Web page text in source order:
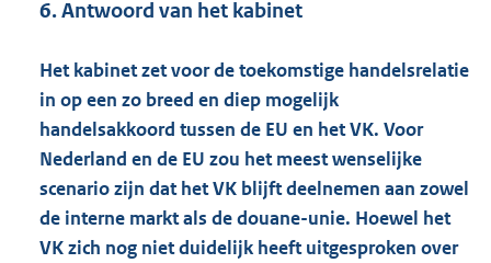
6. Antwoord van het kabinet
Het kabinet zet voor de toekomstige handelsrelatie
in op een zo breed en diep mogelijk
handelsakkoord tussen de EU en het VK. Voor
Nederland en de EU zou het meest wenselijke
scenario zijn dat het VK blijft deelnemen aan zowel
de interne markt als de douane-unie. Hoewel het
VK zich nog niet duidelijk heeft uitgesproken over